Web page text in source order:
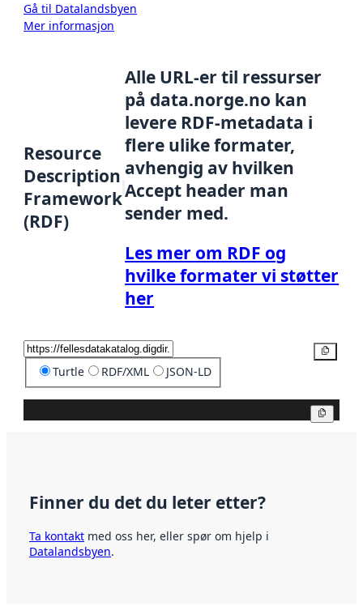
Gå til Datalandsbyen
Mer informasjon
Resource
Description
Framework
(RDF)
Alle URL-er til ressurser
på data.norge.no kan
levere RDF-metadata i
flere ulike formater,
avhengig av hvilken
Accept header man
sender med.
Les mer om RDF og
hvilke formater vi støtter
her
Turtle RDF/XML JSON-LD
Finner du det du leter etter?
Ta kontakt med oss her, eller spør om hjelp i
Datalandsbyen.